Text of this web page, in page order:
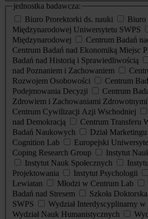
jednostka badawcza:
Biuro Prorektorki ds. nauki
Biuro
Międzynarodowej Uniwersytetu SWPS
Międzynarodowej
Centrum Badań
Centrum Badań nad Ekonomiką Miejsc
Badań nad Historią i Sprawiedliwością
nad Poznaniem i Zachowaniem
Rozwojem Osobowości
Centrum
Podejmowania Decyzji
Centrum
Zdrowiem i Zachowaniami
Centrum Cywilizacji Azji Wschodniej
nad Demokracją
Centrum Transferu
Badań Naukowych
Dział Marketingu
Cognition Lab
Europejski
Coping Research Group
Instytut
Instytut Nauk Społecznych
Projektowania
Instytut Psychologii
Lewiatan
Młodzi w Centrum Lab
Badań nad Stresem
Szkoła Doktorska
SWPS
Wydział Interdyscyplinarny
Wydział Nauk Humanistycznych